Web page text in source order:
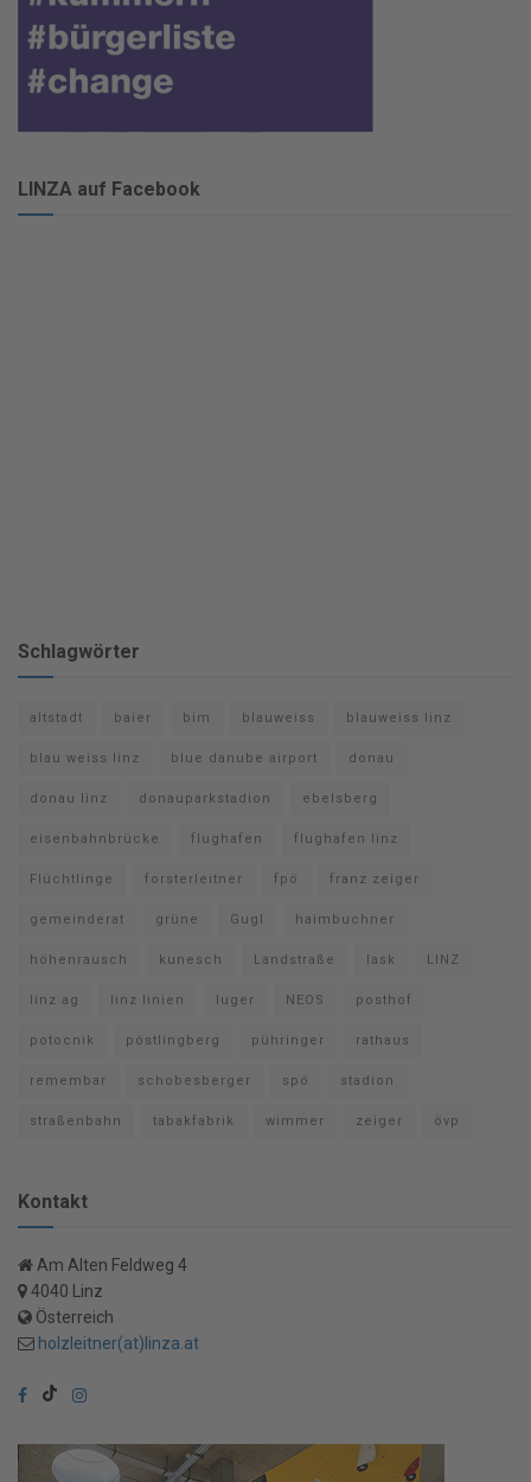
LINZA auf Facebook
Schlagwörter
altstadt baier bim blauweiss blauweiss linz
blau weiss linz blue danube airport donau
donau linz donauparkstadion ebelsberg
eisenbahnbrücke flughafen flughafen linz
Flüchtlinge forsterleitner fpö franz zeiger
gemeinderat grüne Gugl haimbuchner
höhenrausch kunesch Landstraße lask LINZ
linz ag linz linien luger NEOS posthof
potocnik pöstlingberg pühringer rathaus
remembar schobesberger spö stadion
straßenbahn tabakfabrik wimmer zeiger övp
Kontakt
Am Alten Feldweg 4
4040 Linz
Österreich
holzleitner(at)linza.at